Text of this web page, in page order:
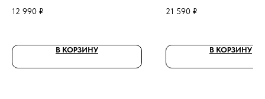
12 990 ₽
В КОРЗИНУ
21 590 ₽
В КОРЗИНУ